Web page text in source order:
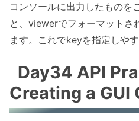
コンソールに出力したものを
と、viewerでフォーマットさ
ます。これでkeyを指定しや
Day34 API
Creating a GUI